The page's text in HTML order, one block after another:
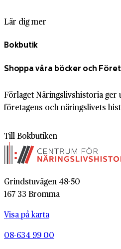
Lär dig mer
Bokbutik
Shoppa våra böcker och
Förlaget Näringslivshistoria
företagens och näringslivets
Till Bokbutiken
Grindstuvägen 48-50
167 33 Bromma
Visa på karta
08-634 99 00